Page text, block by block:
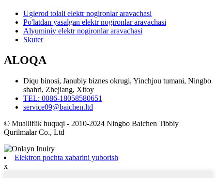
Uglerod tolali elektr nogironlar aravachasi
Po'latdan yasalgan elektr nogironlar aravachasi
Alyuminiy elektr nogironlar aravachasi
Skuter
ALOQA
Diqu binosi, Janubiy biznes okrugi, Yinchjou tumani, Ningbo
shahri, Zhejiang, Xitoy
TEL: 0086-18058580651
service09@baichen.ltd
© Mualliflik huquqi - 2010-2024 Ningbo Baichen Tibbiy
Qurilmalar Co., Ltd
Elektron pochta xabarini yuborish
x